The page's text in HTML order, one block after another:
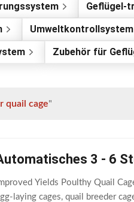
Geflügel-
Zubehör für
quail cage"
3 - 6
Yields Poulthy Quail
laying cages, quail breeder